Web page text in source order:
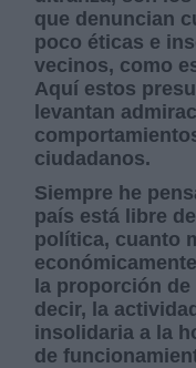
que denuncian
poco éticas e
vecinos, como
Aquí estos
levantan
ciudadanos.
Siempre he
país está libre
política, cuanto
la proporción de
decir, la
insolidaria a la
de